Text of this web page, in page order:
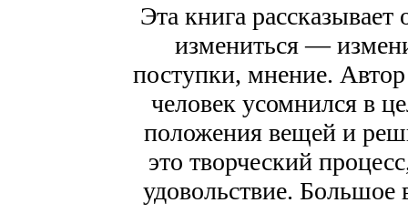
Эта книга
измениться —
поступки, мнение. Автор
человек усомнился в
положения вещей и
это творческий
удовольствие. Большое